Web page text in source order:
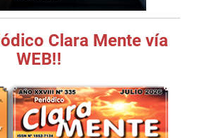
Clara Mente vía
WEB!!